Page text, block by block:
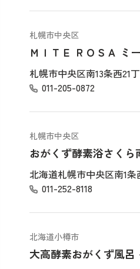
札幌市中央区
ＭＩＴＥ ＲＯＳＡ ミ
札幌市中央区南13条西21
011-205-0872
札幌市中央区
おがくず酵素浴さくら
北海道札幌市中央区南1条
011-252-8118
北海道小樽市
大高酵素おがくず風呂